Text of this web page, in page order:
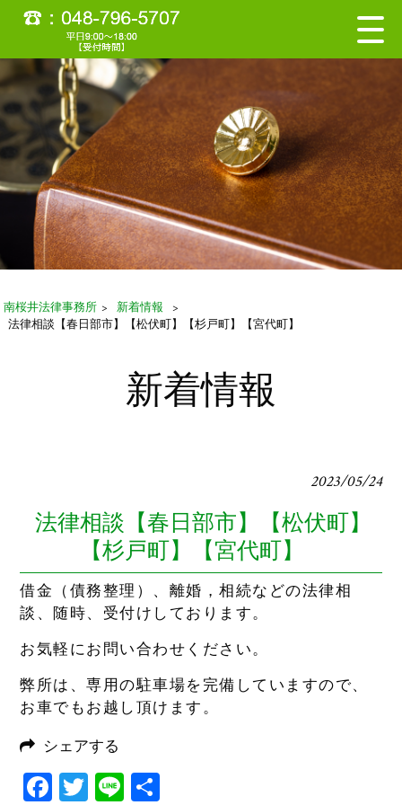
南桜井法律事務所 > 新着情報
>
法律相談【春日部市】【松伏町】【杉戸町】【宮代町】
新着情報
2023/05/24
法律相談【春日部市】【松伏町】
【杉戸町】【宮代町】
借金（債務整理）、離婚，相続などの法律相
談、随時、受付けしております。
お気軽にお問い合わせください。
弊所は、専用の駐車場を完備していますので、
お車でもお越し頂けます。
シェアする
Facebook
Twitter
Line